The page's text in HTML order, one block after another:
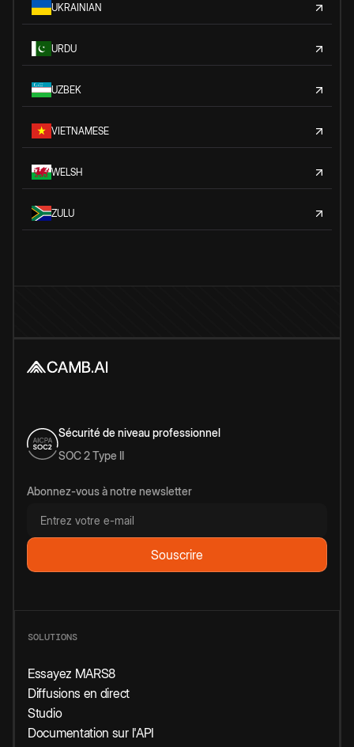
UKRAINIAN
URDU
UZBEK
VIETNAMESE
WELSH
ZULU
Sécurité de niveau professionnel
SOC 2 Type II
Abonnez-vous à notre newsletter
SOLUTIONS
Essayez MARS8
Diffusions en direct
Studio
Documentation sur l'API